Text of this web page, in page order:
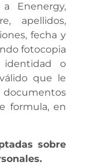
Enenergy,
apellidos,
fecha y
fotocopia
o
que le
formula, en
sobre